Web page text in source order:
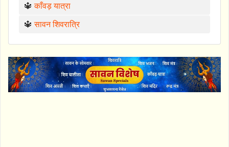
🔱काँवड़ यात्रा
🔱सावन शिवरात्रि